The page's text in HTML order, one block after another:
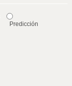
Predicción